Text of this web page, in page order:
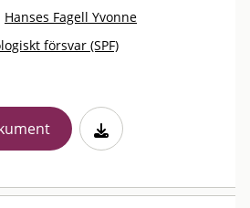
Hanses Fagell Yvonne
försvar (SPF)